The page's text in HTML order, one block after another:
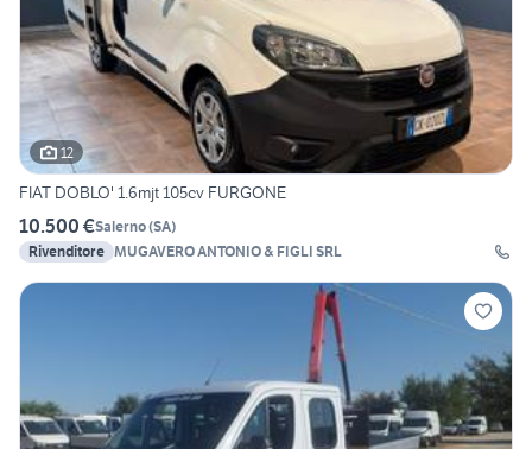
12
FIAT DOBLO' 1.6mjt 105cv FURGONE
10.500 €Salerno(SA)
Rivenditore MUGAVERO ANTONIO & FIGLI SRL